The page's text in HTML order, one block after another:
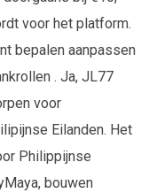
voor het platform.
bepalen aanpassen
. Ja, JL77
voor
Eilanden. Het
Philippijnse
bouwen